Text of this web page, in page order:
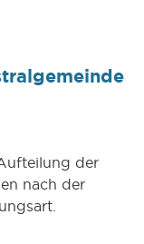
der
nach der